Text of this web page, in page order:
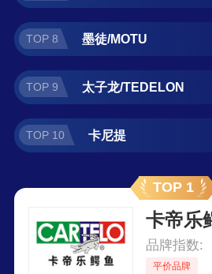
TOP 8 墨徒/MOTU
TOP 9 太子龙/TEDELON
TOP 10 卡尼提
TOP 1
卡帝乐
品牌指数:
平价品牌